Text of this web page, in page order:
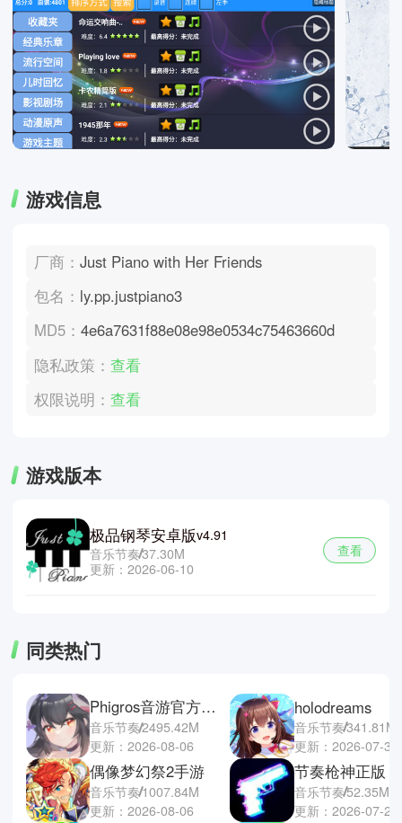
游戏信息
厂商：Just Piano with Her Friends
包名： ly.pp.justpiano3
MD5：4e6a7631f88e08e98e0534c75463660d
隐私政策：查看
权限说明：查看
游戏版本
极品钢琴安卓版v4.91
音乐节奏37.30M
更新：2026-06-10
查看
同类热门
Phigros音游官方正版
音乐节奏2495.42M
更新：2026-08-06
偶像梦幻祭2手游
音乐节奏1007.84M
更新：2026-08-06
holodreams
音乐节奏341.81M
更新：2026-07-30
节奏枪神正版
音乐节奏52.35M
更新：2026-07-29